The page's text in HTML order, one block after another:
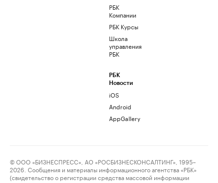
РБК
Компании
РБК Курсы
Школа
управления
РБК
РБК
Новости
iOS
Android
AppGallery
© ООО «БИЗНЕСПРЕСС», АО «РОСБИЗНЕСКОНСАЛТИНГ», 1995–
2026. Сообщения и материалы информационного агентства «РБК»
(свидетельство о регистрации средства массовой информации